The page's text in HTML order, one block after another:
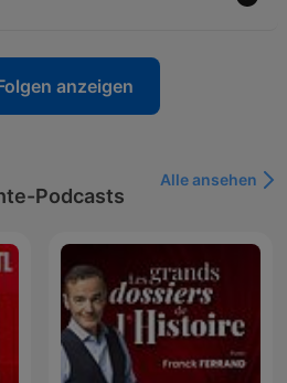
anzeigen
Podcasts
Alle ansehen